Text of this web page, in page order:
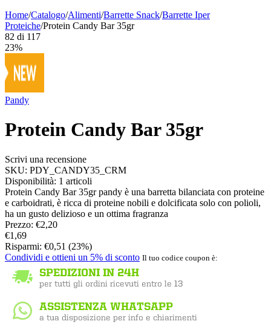
Home/Catalogo/Alimenti/Barrette Snack/Barrette Iper
Proteiche/Protein Candy Bar 35gr
82 di 117
23%
Pandy
Protein Candy Bar 35gr
Scrivi una recensione
SKU: PDY_CANDY35_CRM
Disponibilità: 1 articoli
Protein Candy Bar 35gr pandy è una barretta bilanciata con proteine
e carboidrati, è ricca di proteine nobili e dolcificata solo con polioli,
ha un gusto delizioso e un ottima fragranza
Prezzo: €2,20
€1,69
Risparmi: €0,51 (23%)
Condividi e ottieni un 5% di sconto Il tuo codice coupon è: